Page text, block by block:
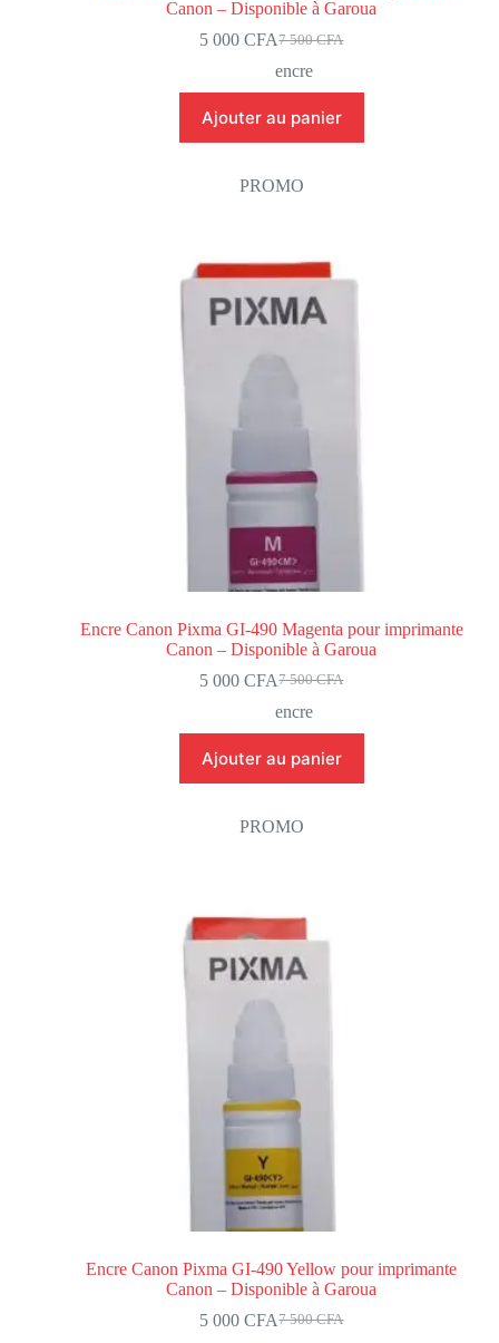
Canon – Disponible à Garoua
7 500CFA
5 000CFA
encre
Ajouter au panier
PROMO
Encre Canon Pixma GI-490 Magenta pour imprimante
Canon – Disponible à Garoua
7 500CFA
5 000CFA
encre
Ajouter au panier
PROMO
Encre Canon Pixma GI-490 Yellow pour imprimante
Canon – Disponible à Garoua
7 500CFA
5 000CFA